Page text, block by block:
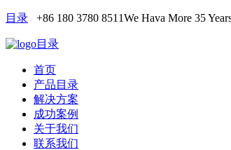
目录 +86 180 3780 8511We Hava More 35
目录
首页
产品目录
解决方案
成功案例
关于我们
联系我们